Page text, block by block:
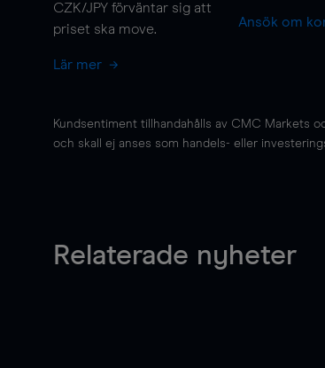
CZK/JPY förväntar sig att
priset ska move.
Lär mer
Ansök om
Kundsentiment tillhandahålls av CMC Markets
och skall ej anses som handels- eller
Relaterade nyheter